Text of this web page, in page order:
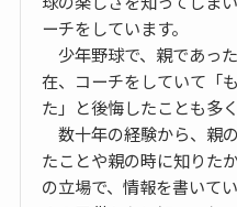
ーチをしています。
少年野球で、親であっ
在、コーチをしていて「
た」と後悔したことも多く
数十年の経験から、親
たことや親の時に知りた
の立場で、情報を書いて